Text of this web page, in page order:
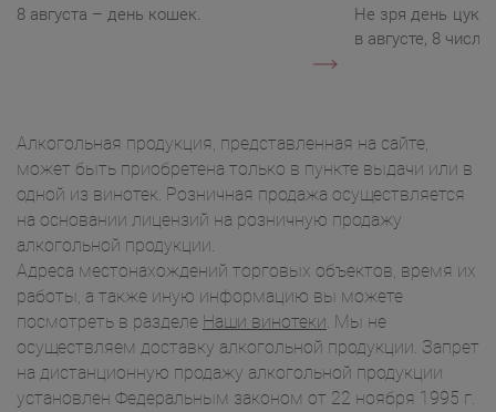
8 августа – день кошек.
Не зря день
в августе, 8 числа.
Алкогольная продукция, представленная на сайте,
может быть приобретена только в пункте выдачи или в
одной из винотек. Розничная продажа осуществляется
на основании лицензий на розничную продажу
алкогольной продукции.
Адреса местонахождений торговых объектов, время их
работы, а также иную информацию вы можете
посмотреть в разделе Наши винотеки. Мы не
осуществляем доставку алкогольной продукции. Запрет
на дистанционную продажу алкогольной продукции
установлен Федеральным законом от 22 ноября 1995 г.